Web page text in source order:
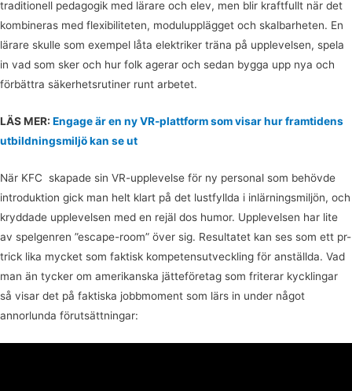
traditionell pedagogik med lärare och elev, men blir kraftfullt när det
kombineras med flexibiliteten, modulupplägget och skalbarheten. En
lärare skulle som exempel låta elektriker träna på upplevelsen, spela
in vad som sker och hur folk agerar och sedan bygga upp nya och
förbättra säkerhetsrutiner runt arbetet.
LÄS MER: Engage är en ny VR-plattform som visar hur framtidens
utbildningsmiljö kan se ut
När KFC skapade sin VR-upplevelse för ny personal som behövde
introduktion gick man helt klart på det lustfyllda i inlärningsmiljön, och
kryddade upplevelsen med en rejäl dos humor. Upplevelsen har lite
av spelgenren ”escape-room” över sig. Resultatet kan ses som ett pr-
trick lika mycket som faktisk kompetensutveckling för anställda. Vad
man än tycker om amerikanska jätteföretag som friterar kycklingar
så visar det på faktiska jobbmoment som lärs in under något
annorlunda förutsättningar: